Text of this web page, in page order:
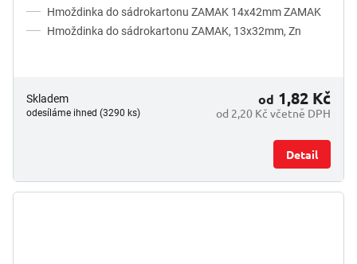
Hmoždinka do sádrokartonu ZAMAK 14x42mm ZAMAK
Hmoždinka do sádrokartonu ZAMAK, 13x32mm, Zn
Skladem
odesíláme ihned (3290 ks) od 2,20 Kč včetně DPH
od 1,82 Kč
Detail